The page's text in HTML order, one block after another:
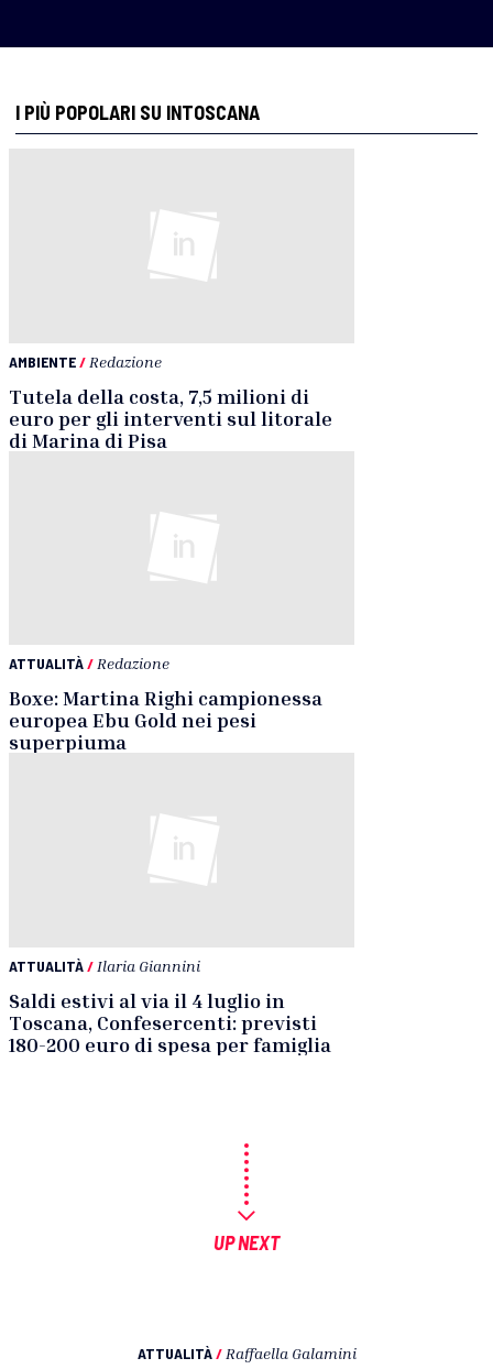
I PIÙ POPOLARI SU INTOSCANA
AMBIENTE/ Redazione
Tutela della costa, 7,5 milioni di
euro per gli interventi sul litorale
di Marina di Pisa
ATTUALITÀ/ Redazione
Boxe: Martina Righi campionessa
europea Ebu Gold nei pesi
superpiuma
ATTUALITÀ/ Ilaria Giannini
Saldi estivi al via il 4 luglio in
Toscana, Confesercenti: previsti
180-200 euro di spesa per famiglia
UP NEXT
ATTUALITÀ / Raffaella Galamini